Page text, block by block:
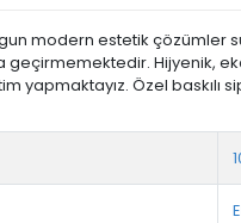
modern estetik çözümler
geçirmemektedir.
Özel baskılı